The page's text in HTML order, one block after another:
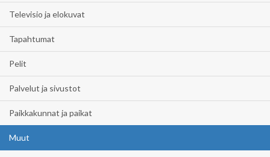
Televisio ja elokuvat
Tapahtumat
Pelit
Palvelut ja sivustot
Paikkakunnat ja paikat
Muut